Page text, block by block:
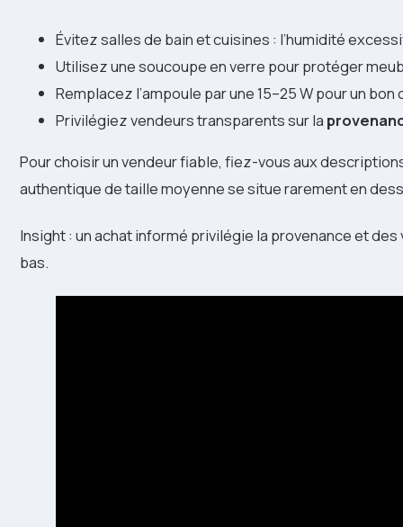
Évitez salles de bain et cuisines : l’humidité
Utilisez une soucoupe en verre pour protéger
Remplacez l’ampoule par une 15–25 W pour un
Privilégiez vendeurs transparents sur la
Pour choisir un vendeur fiable, fiez-vous aux
authentique de taille moyenne se situe rarement en
Insight : un achat informé privilégie la provenance et
bas.